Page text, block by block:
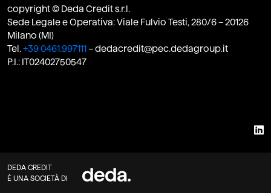
copyright © Deda Credit s.r.l.
Sede Legale e Operativa: Viale Fulvio Testi, 280/6 – 20126
Milano (MI)
Tel.+39 0461.997111– dedacredit@pec.dedagroup.it
P.I.: IT02402750547
DEDA CREDIT
È UNA SOCIETÀ DI